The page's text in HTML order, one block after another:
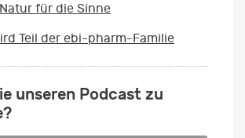
für die Sinne
Teil der ebi-pharm-Familie
unseren Podcast zu